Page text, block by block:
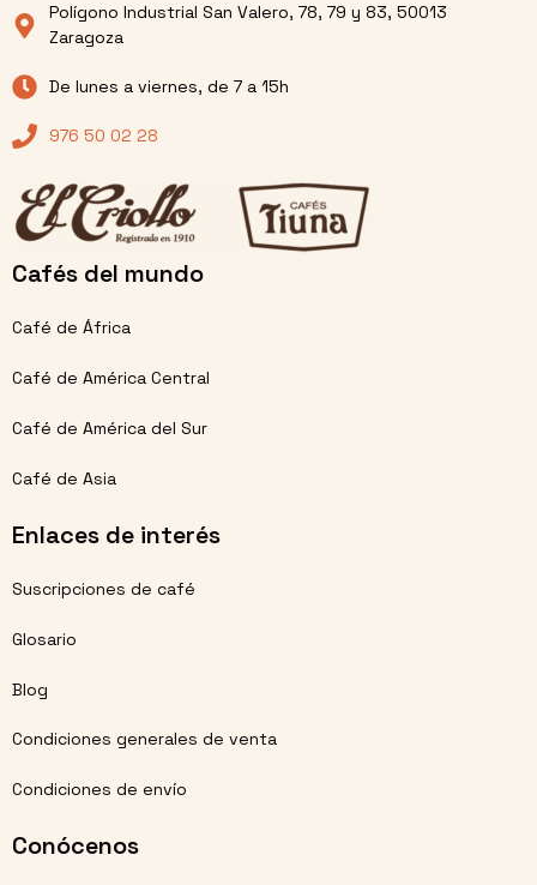
Polígono Industrial San Valero, 78, 79 y 83, 50013
Zaragoza
De lunes a viernes, de 7 a 15h
976 50 02 28
Cafés del mundo
Café de África
Café de América Central
Café de América del Sur
Café de Asia
Enlaces de interés
Suscripciones de café
Glosario
Blog
Condiciones generales de venta
Condiciones de envío
Conócenos